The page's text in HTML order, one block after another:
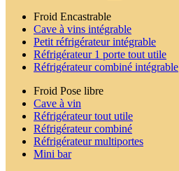
Froid Encastrable
Cave à vins intégrable
Petit réfrigérateur intégrable
Réfrigérateur 1 porte tout utile
Réfrigérateur combiné intégrable
Froid Pose libre
Cave à vin
Réfrigérateur tout utile
Réfrigérateur combiné
Réfrigérateur multiportes
Mini bar